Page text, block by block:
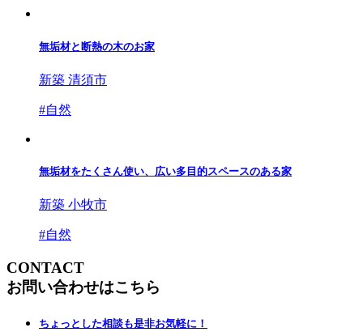
無垢材と断熱の木のお家
新築 清須市
#自然
無垢材をたくさん使い、広い多目的スペースのある家
新築 小牧市
#自然
CONTACT
お問い合わせはこちら
ちょっとした相談も是非お気軽に！